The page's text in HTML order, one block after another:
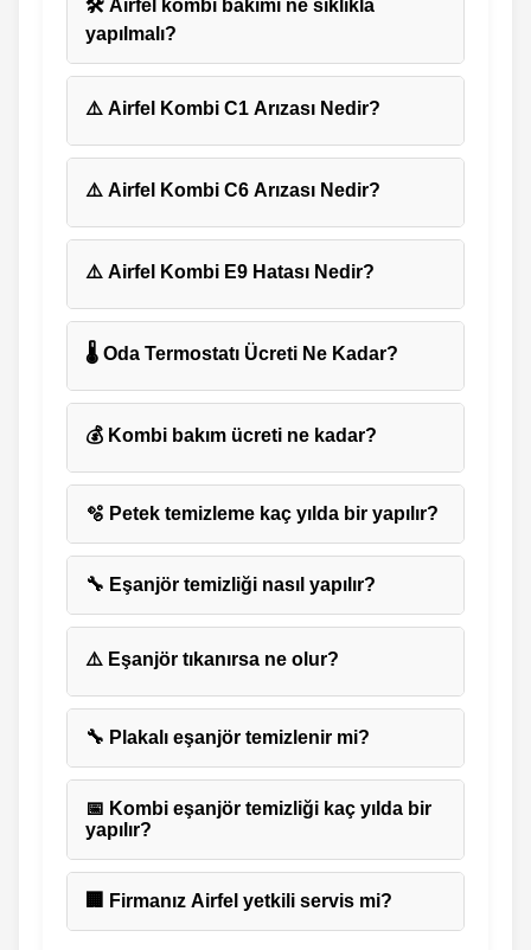
🛠️ Airfel kombi bakımı ne sıklıkla
yapılmalı?
⚠️ Airfel Kombi C1 Arızası Nedir?
⚠️ Airfel Kombi C6 Arızası Nedir?
⚠️ Airfel Kombi E9 Hatası Nedir?
🌡️ Oda Termostatı Ücreti Ne Kadar?
💰 Kombi bakım ücreti ne kadar?
🫧 Petek temizleme kaç yılda bir yapılır?
🔧 Eşanjör temizliği nasıl yapılır?
⚠️ Eşanjör tıkanırsa ne olur?
🔧 Plakalı eşanjör temizlenir mi?
📅 Kombi eşanjör temizliği kaç yılda bir
yapılır?
🏢 Firmanız Airfel yetkili servis mi?